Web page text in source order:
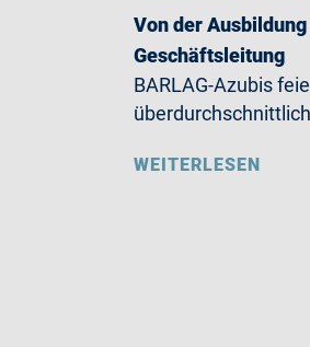
Von der
Geschäftsleitung
BARLAG-Azubis
WEITERLESEN